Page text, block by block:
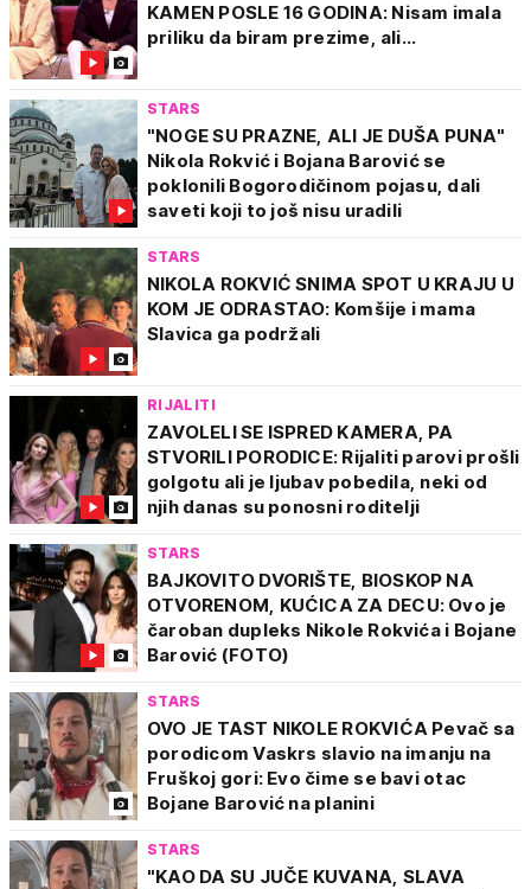
KAMEN POSLE 16 GODINA: Nisam imala
priliku da biram prezime, ali...
STARS
"NOGE SU PRAZNE, ALI JE DUŠA PUNA"
Nikola Rokvić i Bojana Barović se
poklonili Bogorodičinom pojasu, dali
saveti koji to još nisu uradili
STARS
NIKOLA ROKVIĆ SNIMA SPOT U KRAJU U
KOM JE ODRASTAO: Komšije i mama
Slavica ga podržali
RIJALITI
ZAVOLELI SE ISPRED KAMERA, PA
STVORILI PORODICE: Rijaliti parovi prošli
golgotu ali je ljubav pobedila, neki od
njih danas su ponosni roditelji
STARS
BAJKOVITO DVORIŠTE, BIOSKOP NA
OTVORENOM, KUĆICA ZA DECU: Ovo je
čaroban dupleks Nikole Rokvića i Bojane
Barović (FOTO)
STARS
OVO JE TAST NIKOLE ROKVIĆA Pevač sa
porodicom Vaskrs slavio na imanju na
Fruškoj gori: Evo čime se bavi otac
Bojane Barović na planini
STARS
"KAO DA SU JUČE KUVANA, SLAVA